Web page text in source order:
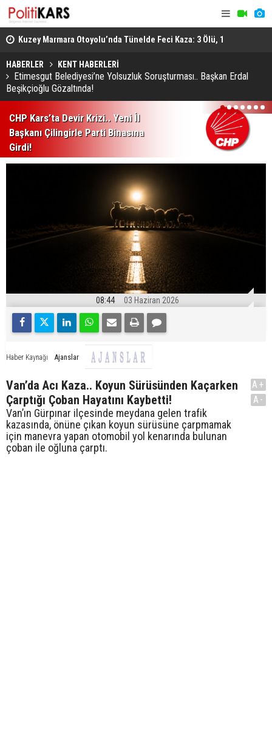
Kuzey Marmara Otoyolu’nda Tünelde Feci Kaza: 3 Ölü, 1
Ağır Yaralı
HABERLER KENT HABERLERİ
Etimesgut Belediyesi’ne Yolsuzluk Soruşturması.. Başkan Erdal
Beşikçioğlu Gözaltında!
CHP Kars’ta Devir Krizi.. Yeni İl
Başkanı Çilingirle Parti Binasına
Girdi!
1 2 3 4 5 6 7
08:44 03 Haziran 2026
Haber Kaynağı Ajanslar
Van’da Acı Kaza.. Koyun Sürüsünden Kaçarken
Çarptığı Çoban Hayatını Kaybetti!
Van’ın Gürpınar ilçesinde meydana gelen trafik
kazasında, önüne çıkan koyun sürüsüne çarpmamak
için manevra yapan otomobil yol kenarında bulunan
çoban ile oğluna çarptı.
A+
A-